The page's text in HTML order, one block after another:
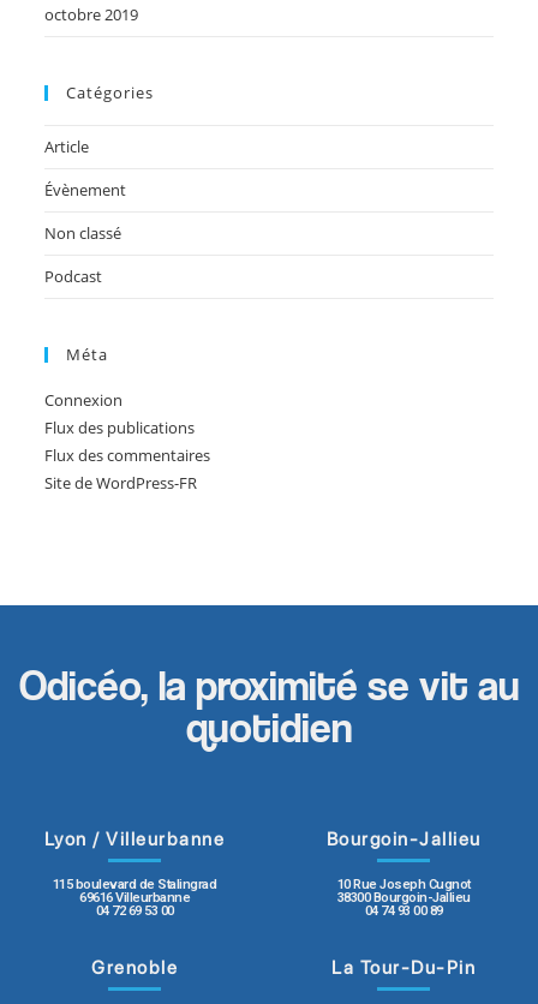
octobre 2019
Catégories
Article
Évènement
Non classé
Podcast
Méta
Connexion
Flux des publications
Flux des commentaires
Site de WordPress-FR
Odicéo, la proximité se vit au
quotidien
Lyon / Villeurbanne
115 boulevard de Stalingrad
69616 Villeurbanne
04 72 69 53 00
Bourgoin-Jallieu
10 Rue Joseph Cugnot
38300 Bourgoin-Jallieu
04 74 93 00 89
Grenoble La Tour-Du-Pin